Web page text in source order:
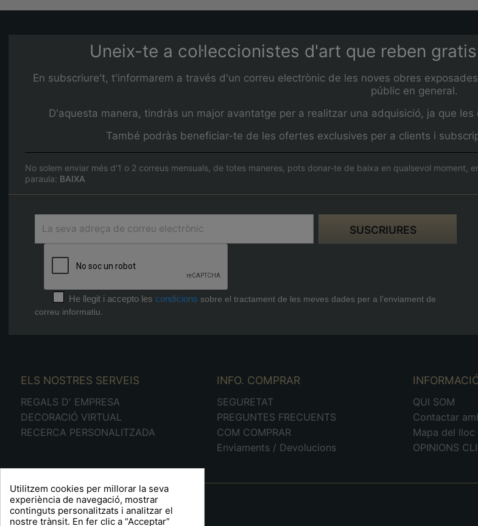
Uneix-te a col·leccionistes d'art que reben
En subscriure't, t'informarem a través d'un correu electrònic de les noves obres
públic en general.
D'aquesta manera, tindràs un major avantatge per a realitzar una adquisició, ja que
També podràs beneficiar-te de les ofertes exclusives per a clients i
No solem enviar més d'1 o 2 correus mensuals, de totes maneres, pots donar-te de baixa en qualsevol moment,
paraula: BAIXA
He llegit i accepto les condicions sobre el tractament de les meves dades per a l'enviament de
correu informatiu.
ELS NOSTRES SERVEIS
REGALS D' EMPRESA
DECORACIÓ VIRTUAL
RECERCA PERSONALITZADA
INFO. COMPRAR
SEGURETAT
PREGUNTES FRECUENTS
COM COMPRAR
Enviaments / Devolucions
QUI SOM
Contactar
Mapa del
OPINIONS
A R T S F I T É
Plaça Barcelona, 6
Utilitzem cookies per millorar la seva
experiència de navegació, mostrar
continguts personalitzats i analitzar el
nostre trànsit. En fer clic a “Acceptar”